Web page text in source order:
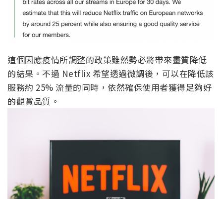
這個因應疫情所調整的政策雖然勢必將帶來畫質降低
的結果。不過 Netflix 希望透過微調後，可以在降低該
服務約 25% 流量的同時，依然確保使用者獲得足夠好
的觀賞品質。